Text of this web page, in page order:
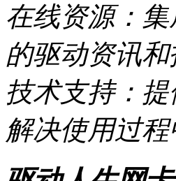
在线资源：
的驱动资讯
技术支持：
解决使用过